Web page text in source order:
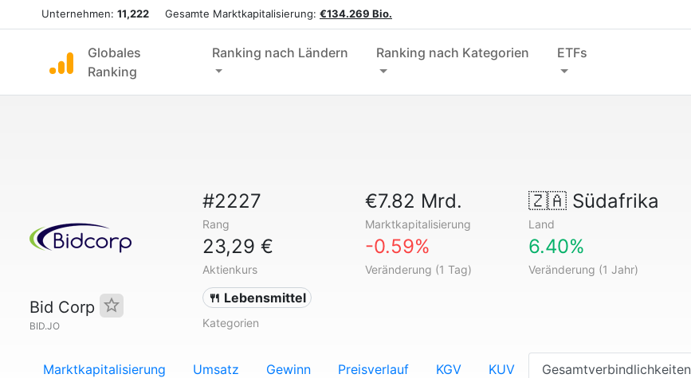
Unternehmen: 11,222 Gesamte Marktkapitalisierung: €134.269 Bio.
Globales
Ranking
Ranking nach Ländern Ranking nach Kategorien ETFs
Bid Corp
BID.JO
#2227
Rang
€7.82 Mrd.
Marktkapitalisierung
🇿🇦Südafrika
Land
23,29 €
Aktienkurs
-0.59%
Veränderung (1 Tag)
6.40%
Veränderung (1 Jahr)
🍴 Lebensmittel
Kategorien
Marktkapitalisierung Umsatz Gewinn Preisverlauf KGV KUV Gesamtverbindlichkeiten